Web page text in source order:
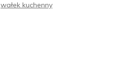
wałek kuchenny